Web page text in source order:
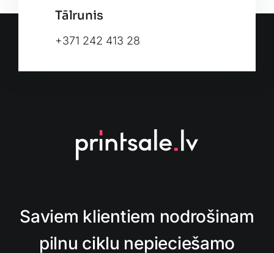
Tālrunis
+371 242 413 28
Saviem klientiem nodrošinam
pilnu ciklu nepieciešamo